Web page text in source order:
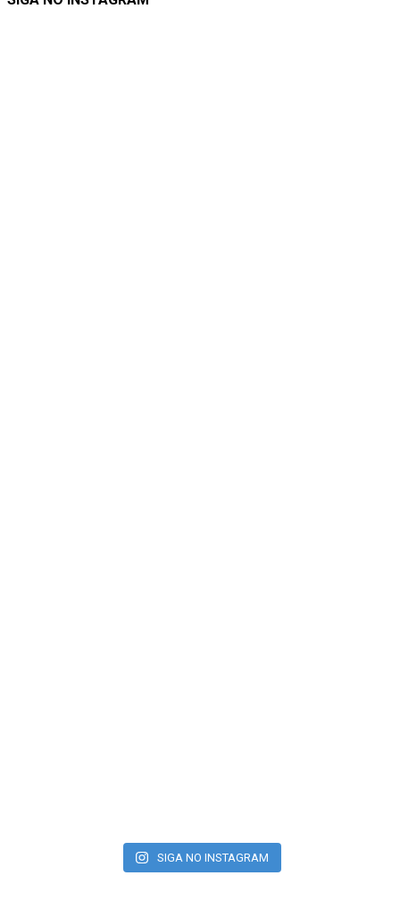
SIGA NO INSTAGRAM